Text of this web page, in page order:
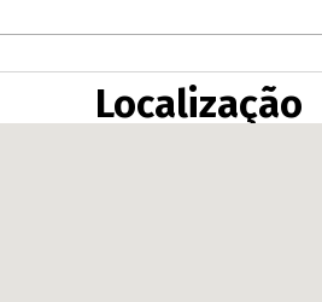
Localização